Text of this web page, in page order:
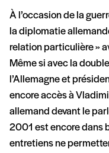
À l’occasion de la
la diplomatie
relation particulière »
Même si avec la
l’Allemagne et
encore accès à
allemand devant le
2001 est encore dans
entretiens ne